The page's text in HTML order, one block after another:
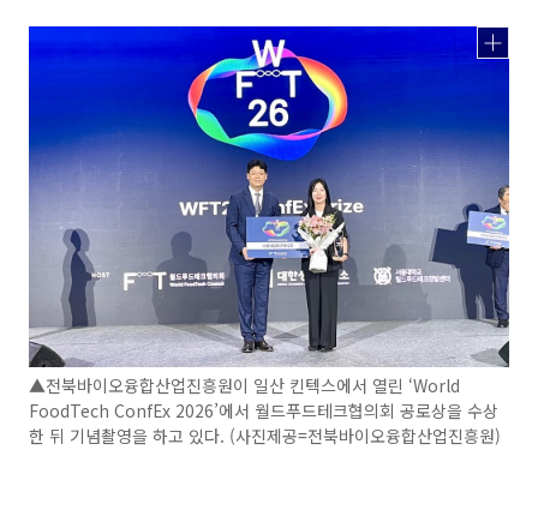
▲전북바이오융합산업진흥원이 일산 킨텍스에서 열린 ‘World
FoodTech ConfEx 2026’에서 월드푸드테크협의회 공로상을 수상
한 뒤 기념촬영을 하고 있다. (사진제공=전북바이오융합산업진흥원)